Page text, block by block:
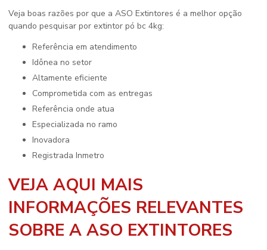
Veja boas razões por que a ASO Extintores é a melhor opção
quando pesquisar por extintor pó bc 4kg:
referência em atendimento
idônea no setor
altamente eficiente
comprometida com as entregas
referência onde atua
especializada no ramo
inovadora
registrada Inmetro
VEJA AQUI MAIS
INFORMAÇÕES RELEVANTES
SOBRE A ASO EXTINTORES